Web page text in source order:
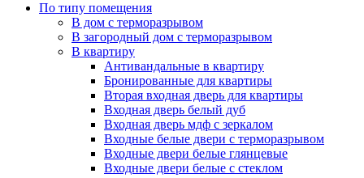
По типу помещения
В дом с терморазрывом
В загородный дом с терморазрывом
В квартиру
Антивандальные в квартиру
Бронированные для квартиры
Вторая входная дверь для квартиры
Входная дверь белый дуб
Входная дверь мдф с зеркалом
Входные белые двери с терморазрывом
Входные двери белые глянцевые
Входные двери белые с стеклом